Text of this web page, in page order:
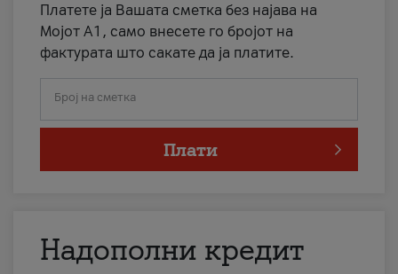
Платете ја Вашата сметка без најава на
Мојот А1, само внесете го бројот на
фактурата што сакате да ја платите.
Број на сметка
Плати
Надополни кредит